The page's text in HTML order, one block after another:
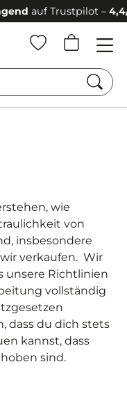
–4,4/5 Sterne ★
wie
von
insbesondere
verkaufen. Wir
unsere Richtlinien
vollständig
dass du dich stets
kannst, dass
sind.